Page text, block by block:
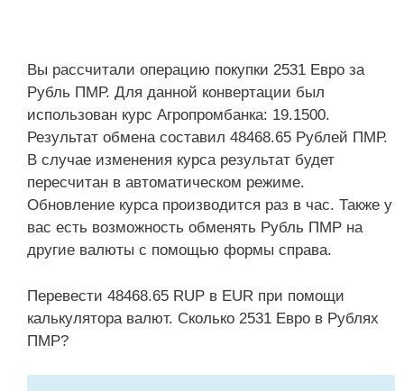
Вы рассчитали операцию покупки 2531 Евро за
Рубль ПМР. Для данной конвертации был
использован курс Агропромбанка: 19.1500.
Результат обмена составил 48468.65 Рублей ПМР.
В случае изменения курса результат будет
пересчитан в автоматическом режиме.
Обновление курса производится раз в час. Также у
вас есть возможность обменять Рубль ПМР на
другие валюты с помощью формы справа.
Перевести 48468.65 RUP в EUR при помощи
калькулятора валют. Сколько 2531 Евро в Рублях
ПМР?